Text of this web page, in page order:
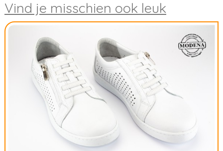
Vind je misschien ook leuk